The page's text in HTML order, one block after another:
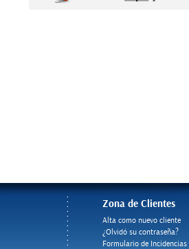
Zona de Clientes
Alta como nuevo cliente
¿Olvidó su contraseña?
Formulario de Incidencias